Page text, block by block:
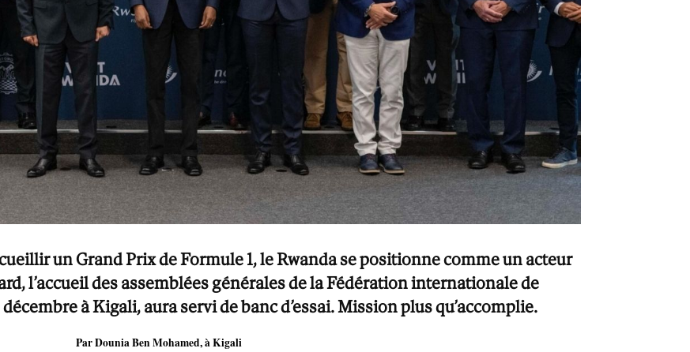
un Grand Prix de Formule 1, le Rwanda se positionne comme un acteur
l’accueil des assemblées générales de la Fédération internationale de
à Kigali, aura servi de banc d’essai. Mission plus qu’accomplie.
Par Dounia Ben Mohamed, à Kigali